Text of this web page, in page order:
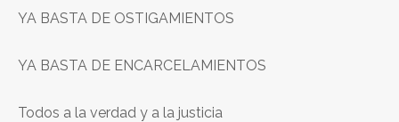
YA BASTA DE OSTIGAMIENTOS
YA BASTA DE ENCARCELAMIENTOS
Todos a la verdad y a la justicia